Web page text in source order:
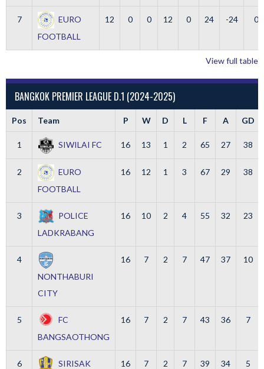
7
EURO
FOOTBALL
12 0 0 12 0 24 -24 0
View full table
BANGKOK PREMIER LEAGUE D.1 (2024-2025)
Pos Team P W D L F A GD
1 SIWILAI FC 16 13 1 2 65 27 38
2
EURO
FOOTBALL
16 12 1 3 67 29 38
3
POLICE
LADKRABANG
16 10 2 4 55 32 23
4
NONTHABURI
CITY
16 7 2 7 47 37 10
5
FC
BANGSAOTHONG
16 7 2 7 43 36 7
6
SIRISAK
16 7 2 7 39 34 5